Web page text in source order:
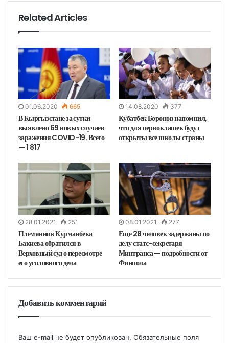
т
Related Articles
01.06.2020 665
В Кыргызстане за сутки
выявлено 69 новых случаев
заражения COVID-19. Всего
— 1 817‬
14.08.2020 377
Кубатбек Боронов напомнил,
что для первоклашек будут
открыты все школы страны
28.01.2021 251
Племянник Курманбека
Бакиева обратился в
Верховный суд о пересмотре
его уголовного дела
08.01.2021 277
Еще 28 человек задержаны по
делу статс-секретаря
Минтранса — подробности от
Финпола
Добавить комментарий
Ваш e-mail не будет опубликован. Обязательные поля